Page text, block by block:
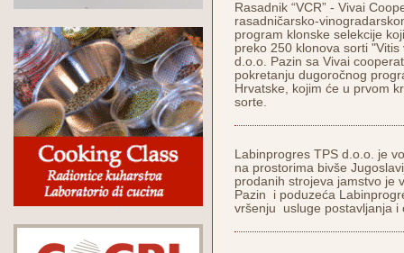
Rasadnik “VCR” - Vivai
rasadničarsko-
program klonske selekcije
preko 250 klonova sorti
d.o.o. Pazin sa Vivai
pokretanju dugoročnog
Hrvatske, kojim će u prvom
sorte.
Labinprogres TPS d.o.o. je
na prostorima bivše
prodanih strojeva jamstvo je
Pazin i poduzeća
vršenju usluge postavljanja i